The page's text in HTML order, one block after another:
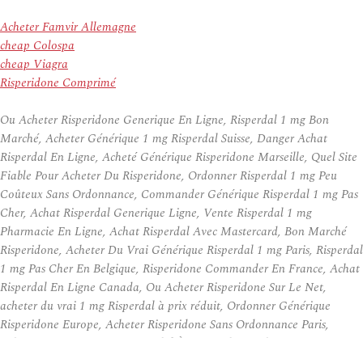
Acheter Famvir Allemagne
cheap Colospa
cheap Viagra
Risperidone Comprimé
Ou Acheter Risperidone Generique En Ligne, Risperdal 1 mg Bon
Marché, Acheter Générique 1 mg Risperdal Suisse, Danger Achat
Risperdal En Ligne, Acheté Générique Risperidone Marseille, Quel Site
Fiable Pour Acheter Du Risperidone, Ordonner Risperdal 1 mg Peu
Coûteux Sans Ordonnance, Commander Générique Risperdal 1 mg Pas
Cher, Achat Risperdal Generique Ligne, Vente Risperdal 1 mg
Pharmacie En Ligne, Achat Risperdal Avec Mastercard, Bon Marché
Risperidone, Acheter Du Vrai Générique Risperdal 1 mg Paris, Risperdal
1 mg Pas Cher En Belgique, Risperidone Commander En France, Achat
Risperdal En Ligne Canada, Ou Acheter Risperidone Sur Le Net,
acheter du vrai 1 mg Risperdal à prix réduit, Ordonner Générique
Risperidone Europe, Acheter Risperidone Sans Ordonnance Paris,